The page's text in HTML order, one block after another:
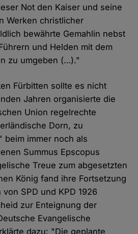
Not den Kaiser und seine
Werken christlicher
bewährte Gemahlin nebst
und Helden mit dem
zu umgeben (…)."
Fürbitten sollte es nicht
Jahren organisierte die
Union regelrechte
Dorn, zu
beim immer noch als
Summus Epscopus
Treue zum abgesetzten
König fand ihre Fortsetzung
SPD und KPD 1926
zur Enteignung der
Evangelische
dazu: "Die geplante